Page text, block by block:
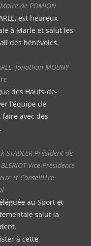
de POMION
est heureux
à Marle et salut les
des bénévoles.
Jonathan MOUNY
des Hauts-de-
l’équipe de
faire avec des
STADLER Président de
Vice-Présidente
et Conseillère
au Sport et
salut la
à cette